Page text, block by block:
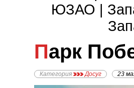
ЮЗАО |
Парк
Категория Досуг 23